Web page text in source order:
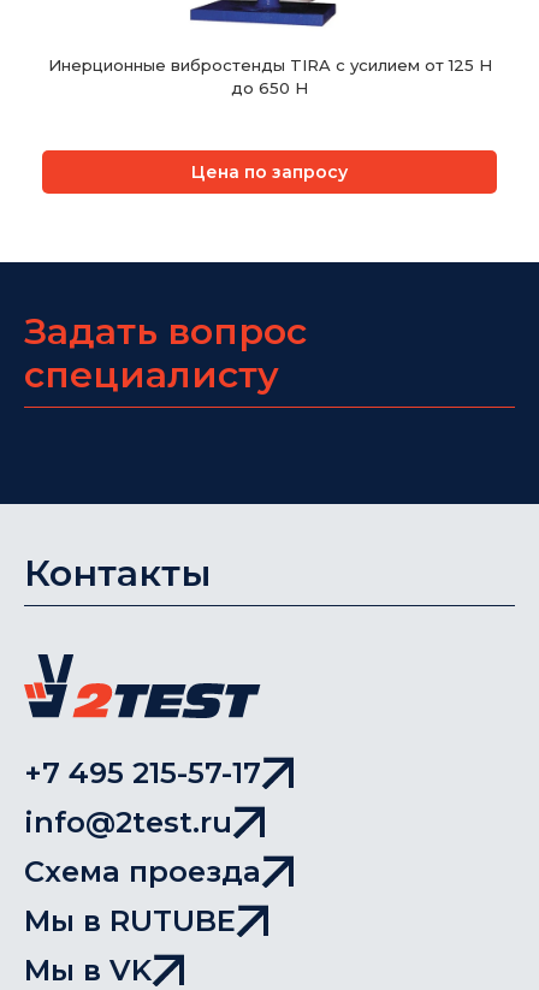
Инерционные вибростенды TIRA с усилием от 125 Н
до 650 Н
Цена по запросу
Задать вопрос
специалисту
Контакты
+7 495 215-57-17
info@2test.ru
Схема проезда
Мы в RUTUBE
Мы в VK